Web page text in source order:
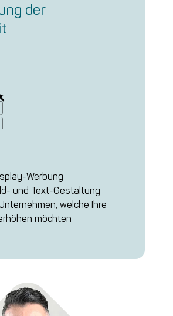
der
Werbung
und Text-Gestaltung
welche Ihre
möchten